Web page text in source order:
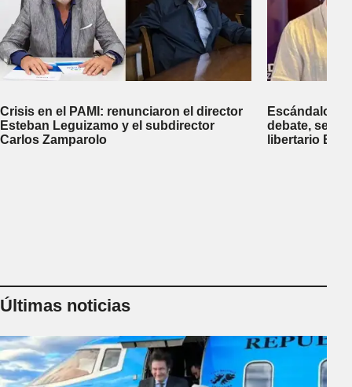
Crisis en el PAMI: renunciaron el director
Esteban Leguizamo y el subdirector
Carlos Zamparolo
Escándalo
debate, se
libertario
Últimas noticias